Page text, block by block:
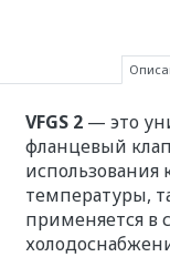
VFGS 2— это
фланцевый
использования
температуры,
применяется в